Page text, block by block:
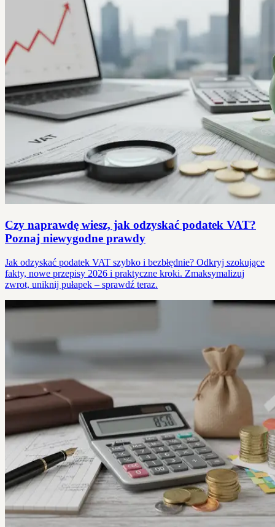
Czy naprawdę wiesz, jak odzyskać podatek VAT?
Poznaj niewygodne prawdy
Jak odzyskać podatek VAT szybko i bezbłędnie? Odkryj szokujące
fakty, nowe przepisy 2026 i praktyczne kroki. Zmaksymalizuj
zwrot, uniknij pułapek – sprawdź teraz.